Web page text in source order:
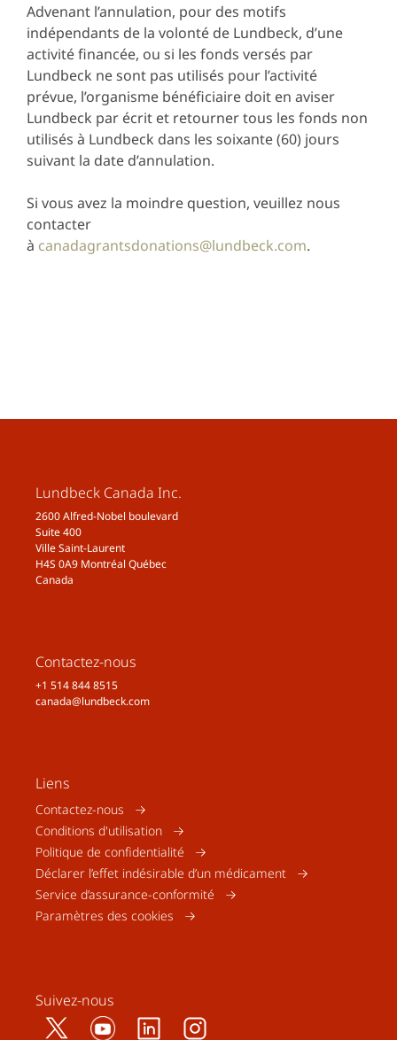
Advenant l’annulation, pour des motifs
indépendants de la volonté de Lundbeck, d’une
activité financée, ou si les fonds versés par
Lundbeck ne sont pas utilisés pour l’activité
prévue, l’organisme bénéficiaire doit en aviser
Lundbeck par écrit et retourner tous les fonds non
utilisés à Lundbeck dans les soixante (60) jours
suivant la date d’annulation.
Si vous avez la moindre question, veuillez nous
contacter
à canadagrantsdonations@lundbeck.com.
Lundbeck Canada Inc.
2600 Alfred-Nobel boulevard
Suite 400
Ville Saint-Laurent
H4S 0A9 Montréal Québec
Canada
Contactez-nous
+1 514 844 8515
canada@lundbeck.com
Liens
Contactez-nous
Conditions d'utilisation
Politique de confidentialité
Déclarer l’effet indésirable d’un médicament
Service d’assurance-conformité
Paramètres des cookies
Suivez-nous